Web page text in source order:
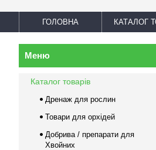
ГОЛОВНА КАТАЛОГ
Каталог товарів
Дренаж для рослин
Товари для орхідей
Добрива / препарати для
Хвойних